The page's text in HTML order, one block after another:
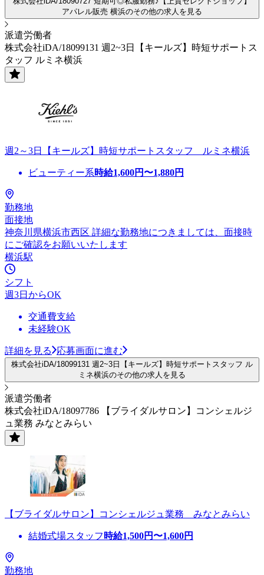
アパレル販売 横浜のその他の求人を見る
派遣労働者
株式会社iDA/18099131 週2~3日【キールズ】時短サポートス
タッフ ルミネ横浜
週2～3日【キールズ】時短サポートスタッフ ルミネ横浜
ビューティー系時給1,600円〜1,880円
勤務地
面接地
神奈川県横浜市西区 詳細な勤務地につきましては、面接時
にご確認をお願いいたします
横浜駅
シフト
週3日からOK
交通費支給
未経験OK
詳細を見る 応募画面に進む
株式会社iDA/18099131 週2~3日【キールズ】時短サポートスタッフ ル
ミネ横浜のその他の求人を見る
派遣労働者
株式会社iDA/18097786 【ブライダルサロン】コンシェルジ
ュ業務 みなとみらい
【ブライダルサロン】コンシェルジュ業務 みなとみらい
結婚式場スタッフ 時給1,500円〜1,600円
勤務地